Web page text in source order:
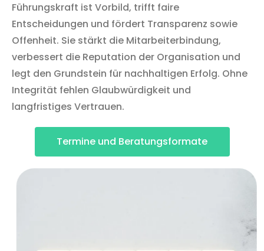
Führungskraft ist Vorbild, trifft faire
Entscheidungen und fördert Transparenz sowie
Offenheit. Sie stärkt die Mitarbeiterbindung,
verbessert die Reputation der Organisation und
legt den Grundstein für nachhaltigen Erfolg. Ohne
Integrität fehlen Glaubwürdigkeit und
langfristiges Vertrauen.
Termine und Beratungsformate